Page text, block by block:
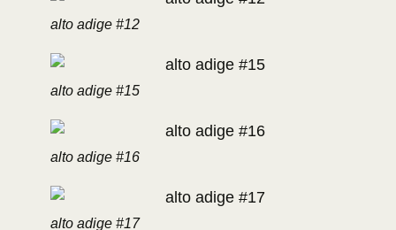
alto adige #12
alto adige #15
alto adige #16
alto adige #17